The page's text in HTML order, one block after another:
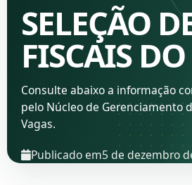
SELEÇÃO
FISCAIS
Consulte abaixo a informação
pelo Núcleo de Gerenciamento
Vagas.
Publicado em5 de dezembro